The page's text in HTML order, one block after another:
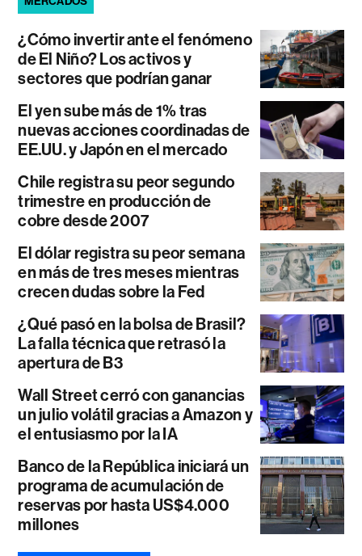
¿Cómo invertir ante el fenómeno
de El Niño? Los activos y
sectores que podrían ganar
El yen sube más de 1% tras
nuevas acciones coordinadas de
EE.UU. y Japón en el mercado
Chile registra su peor segundo
trimestre en producción de
cobre desde 2007
El dólar registra su peor semana
en más de tres meses mientras
crecen dudas sobre la Fed
¿Qué pasó en la bolsa de Brasil?
La falla técnica que retrasó la
apertura de B3
Wall Street cerró con ganancias
un julio volátil gracias a Amazon y
el entusiasmo por la IA
Banco de la República iniciará un
programa de acumulación de
reservas por hasta US$4.000
millones